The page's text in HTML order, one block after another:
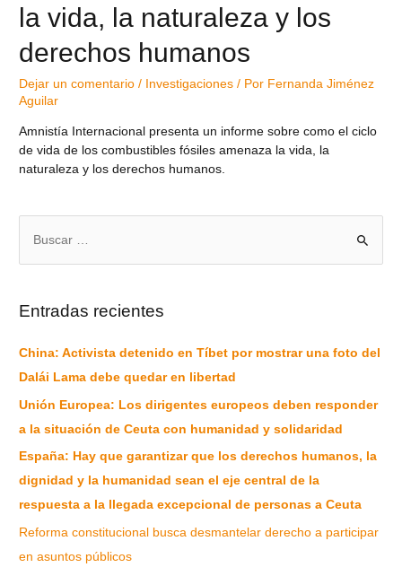
la vida, la naturaleza y los
derechos humanos
Dejar un comentario / Investigaciones / Por Fernanda Jiménez
Aguilar
Amnistía Internacional presenta un informe sobre como el ciclo
de vida de los combustibles fósiles amenaza la vida, la
naturaleza y los derechos humanos.
Entradas recientes
China: Activista detenido en Tíbet por mostrar una foto del
Dalái Lama debe quedar en libertad
Unión Europea: Los dirigentes europeos deben responder
a la situación de Ceuta con humanidad y solidaridad
España: Hay que garantizar que los derechos humanos, la
dignidad y la humanidad sean el eje central de la
respuesta a la llegada excepcional de personas a Ceuta
Reforma constitucional busca desmantelar derecho a participar
en asuntos públicos